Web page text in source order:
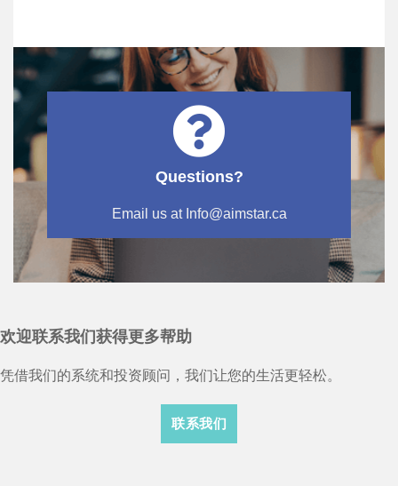
Questions?
Email us at Info@aimstar.ca
欢迎联系我们获得更多帮助
凭借我们的系统和投资顾问，我们让您的生活更轻松。
联系我们